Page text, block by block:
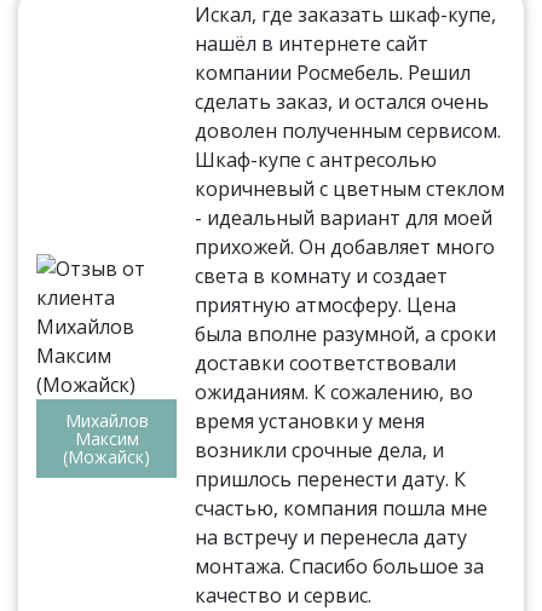
Михайлов
Максим
(Можайск)
Искал, где заказать шкаф-купе,
нашёл в интернете сайт
компании Росмебель. Решил
сделать заказ, и остался очень
доволен полученным сервисом.
Шкаф-купе с антресолью
коричневый с цветным стеклом
- идеальный вариант для моей
прихожей. Он добавляет много
света в комнату и создает
приятную атмосферу. Цена
была вполне разумной, а сроки
доставки соответствовали
ожиданиям. К сожалению, во
время установки у меня
возникли срочные дела, и
пришлось перенести дату. К
счастью, компания пошла мне
на встречу и перенесла дату
монтажа. Спасибо большое за
качество и сервис.